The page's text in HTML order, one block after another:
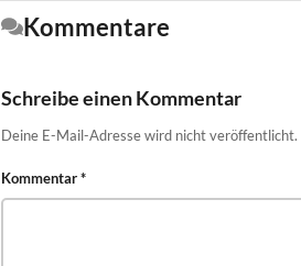
Kommentare
Schreibe einen Kommentar
Deine E-Mail-Adresse wird nicht veröffentlicht.
Kommentar*